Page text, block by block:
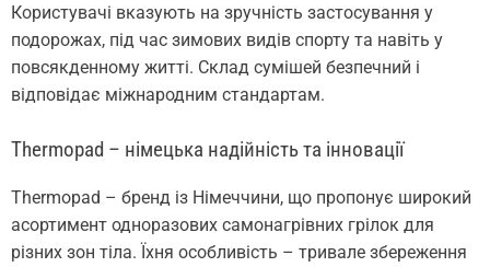
Користувачі вказують на зручність застосування у
подорожах, під час зимових видів спорту та навіть у
повсякденному житті. Склад сумішей безпечний і
відповідає міжнародним стандартам.
Thermopad – німецька надійність та інновації
Thermopad – бренд із Німеччини, що пропонує широкий
асортимент одноразових самонагрівних грілок для
різних зон тіла. Їхня особливість – тривале збереження